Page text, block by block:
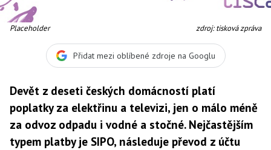
Placeholder zdroj: tisková zpráva
Přidat mezi oblíbené zdroje na Googlu
Devět z deseti českých domácností platí
poplatky za elektřinu a televizi, jen o málo méně
za odvoz odpadu i vodné a stočné. Nejčastějším
typem platby je SIPO, následuje převod z účtu